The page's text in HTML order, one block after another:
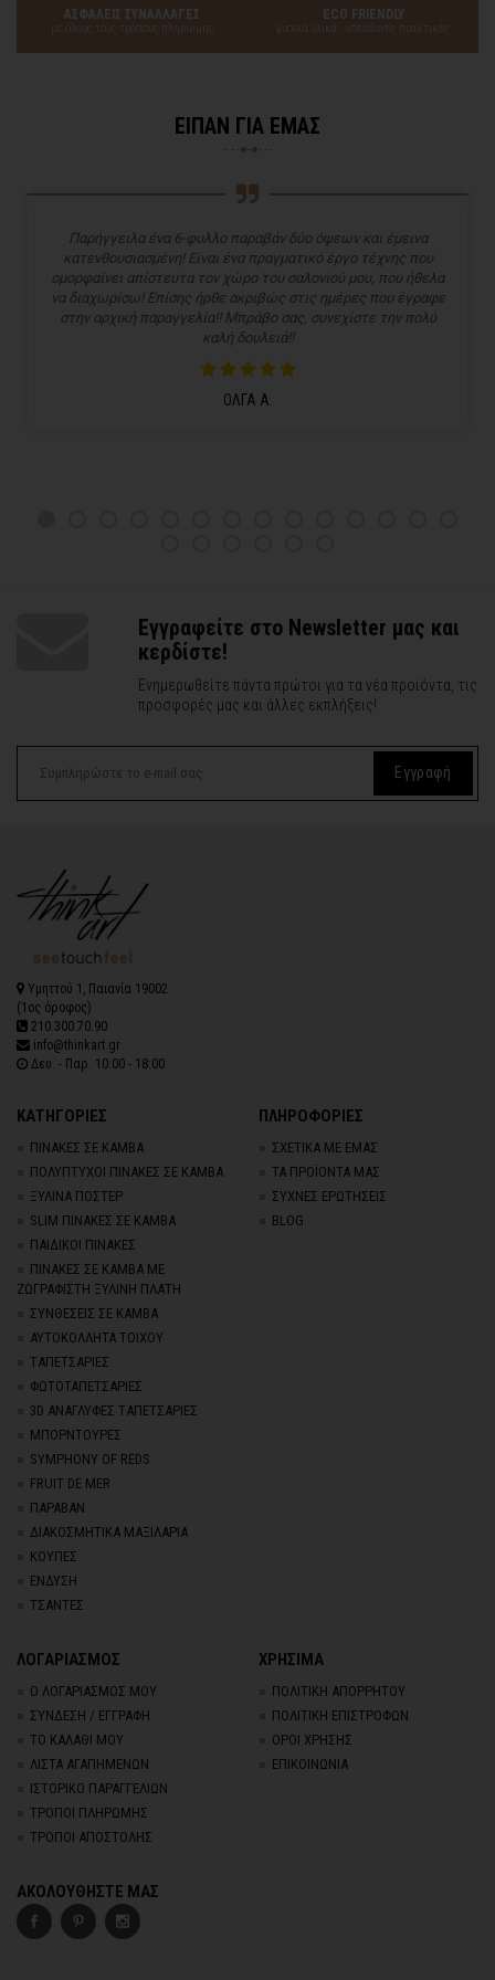
ΑΣΦΑΛΕΙΣ ΣΥΝΑΛΛΑΓΕΣ
με όλους τους τρόπους πληρωμής
ECO FRIENDLY
φυσικά υλικά - υπεύθυνες πρακτικές
ΕΙΠΑΝ ΓΙΑ ΕΜΑΣ
Παρήγγειλα ένα 6-φυλλο παραβάν δύο όψεων και έμεινα
κατενθουσιασμένη! Είναι ένα πραγματικό έργο τέχνης που
ομορφαίνει απίστευτα τον χώρο του σαλονιού μου, που ήθελα
να διαχωρίσω! Επίσης ήρθε ακριβώς στις ημέρες που έγραφε
στην αρχική παραγγελία!! Μπράβο σας, συνεχίστε την πολύ
καλή δουλειά!!
ΟΛΓΑ Α.
Εγγραφείτε στο Newsletter μας και
κερδίστε!
Ενημερωθείτε πάντα πρώτοι για τα νέα προϊόντα, τις
προσφορές μας και άλλες εκπλήξεις!
Εγγραφή
Υμηττού 1, Παιανία 19002
(1ος όροφος)
210.300.70.90
info@thinkart.gr
Δευ. - Παρ. 10:00 - 18:00
ΚΑΤΗΓΟΡΙΕΣ
ΠΙΝΑΚΕΣ ΣΕ ΚΑΜΒΑ
ΠΟΛΥΠΤΥΧΟΙ ΠΙΝΑΚΕΣ ΣΕ ΚΑΜΒΑ
ΞΥΛΙΝΑ ΠΟΣΤΕΡ
SLIM ΠΙΝΑΚΕΣ ΣΕ ΚΑΜΒΑ
ΠΑΙΔΙΚΟΙ ΠΙΝΑΚΕΣ
ΠΙΝΑΚΕΣ ΣΕ ΚΑΜΒΑ ΜΕ
ΖΩΓΡΑΦΙΣΤΗ ΞΥΛΙΝΗ ΠΛΑΤΗ
ΣΥΝΘΕΣΕΙΣ ΣΕ ΚΑΜΒΑ
ΑΥΤΟΚΟΛΛΗΤΑ ΤΟΙΧΟΥ
TΑΠΕΤΣΑΡΙΕΣ
ΦΩΤΟΤΑΠΕΤΣΑΡΙΕΣ
3D AΝΑΓΛΥΦΕΣ TΑΠΕΤΣΑΡΙΕΣ
ΜΠΟΡΝΤΟΥΡΕΣ
SYMPHONY OF REDS
FRUIT DE MER
ΠΑΡΑΒΑΝ
ΔΙΑΚΟΣΜΗΤΙΚΑ ΜΑΞΙΛΑΡΙΑ
ΚΟΥΠΕΣ
ΕΝΔΥΣΗ
ΤΣΑΝΤΕΣ
ΠΛΗΡΟΦΟΡΙΕΣ
ΣΧΕΤΙΚΑ ΜΕ ΕΜΑΣ
ΤΑ ΠΡΟΪΟΝΤΑ ΜΑΣ
ΣΥΧΝΕΣ ΕΡΩΤΗΣΕΙΣ
BLOG
ΛΟΓΑΡΙΑΣΜΟΣ
Ο ΛΟΓΑΡΙΑΣΜΟΣ ΜΟΥ
ΣΥΝΔΕΣΗ / ΕΓΓΡΑΦΗ
ΤΟ ΚΑΛΑΘΙ ΜΟΥ
ΛΙΣΤΑ ΑΓΑΠΗΜΕΝΩΝ
ΙΣΤΟΡΙΚΟ ΠΑΡΑΓΓΕΛΙΩΝ
ΤΡΟΠΟΙ ΠΛΗΡΩΜΗΣ
ΤΡΟΠΟΙ ΑΠΟΣΤΟΛΗΣ
ΧΡΗΣΙΜΑ
ΠΟΛΙΤΙΚΗ ΑΠΟΡΡΗΤΟΥ
ΠΟΛΙΤΙΚΗ ΕΠΙΣΤΡΟΦΩΝ
ΟΡΟΙ ΧΡΗΣΗΣ
ΕΠΙΚΟΙΝΩΝΙΑ
ΑΚΟΛΟΥΘΗΣΤΕ ΜΑΣ